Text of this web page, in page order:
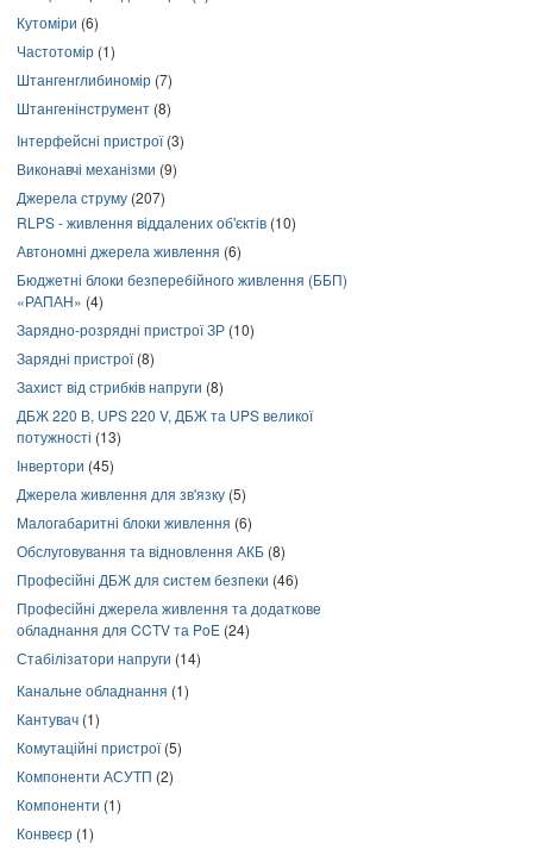
Кутоміри (6)
Частотомір (1)
Штангенглибиномір (7)
Штангенінструмент (8)
Інтерфейсні пристрої(3)
Виконавчі механізми (9)
Джерела струму (207)
RLPS - живлення віддалених об'єктів (10)
Автономні джерела живлення (6)
Бюджетні блоки безперебійного живлення (ББП)
«РАПАН» (4)
Зарядно-розрядні пристрої ЗР (10)
Зарядні пристрої(8)
Захист від стрибків напруги (8)
ДБЖ 220 В, UPS 220 V, ДБЖ та UPS великої
потужності (13)
Інвертори (45)
Джерела живлення для зв'язку (5)
Малогабаритні блоки живлення (6)
Обслуговування та відновлення АКБ (8)
Професійні ДБЖ для систем безпеки (46)
Професійні джерела живлення та додаткове
обладнання для CCTV та PoE (24)
Стабілізатори напруги (14)
Канальне обладнання (1)
Кантувач (1)
Комутаційні пристрої(5)
Компоненти АСУТП (2)
Компоненти (1)
Конвеєр (1)